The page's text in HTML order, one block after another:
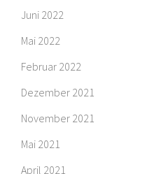
Juni 2022
Mai 2022
Februar 2022
Dezember 2021
November 2021
Mai 2021
April 2021